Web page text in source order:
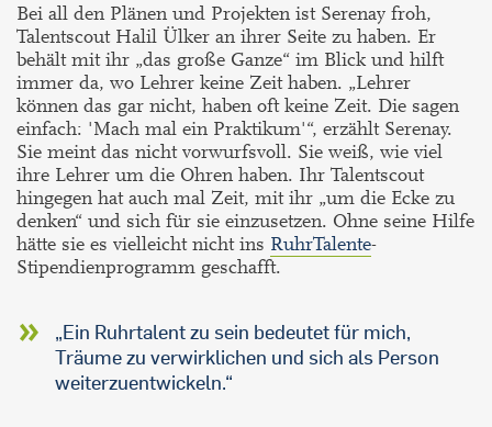
Bei all den Plänen und Projekten ist Serenay froh,
Talentscout Halil Ülker an ihrer Seite zu haben. Er
behält mit ihr „das große Ganze“ im Blick und hilft
immer da, wo Lehrer keine Zeit haben. „Lehrer
können das gar nicht, haben oft keine Zeit. Die sagen
einfach: 'Mach mal ein Praktikum'“, erzählt Serenay.
Sie meint das nicht vorwurfsvoll. Sie weiß, wie viel
ihre Lehrer um die Ohren haben. Ihr Talentscout
hingegen hat auch mal Zeit, mit ihr „um die Ecke zu
denken“ und sich für sie einzusetzen. Ohne seine Hilfe
hätte sie es vielleicht nicht ins RuhrTalente-
Stipendienprogramm geschafft.
„Ein Ruhrtalent zu sein bedeutet für mich,
Träume zu verwirklichen und sich als Person
weiterzuentwickeln.“